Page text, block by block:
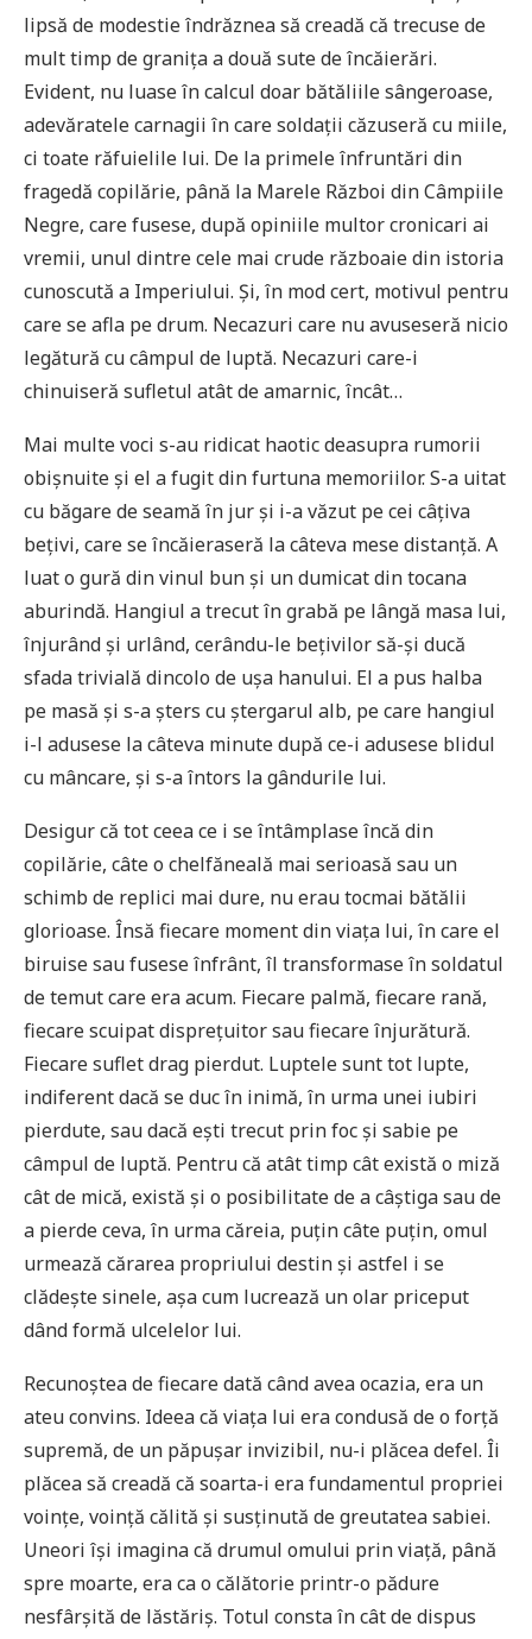
lipsă de modestie îndrăznea să creadă că trecuse de
mult timp de granița a două sute de încăierări.
Evident, nu luase în calcul doar bătăliile sângeroase,
adevăratele carnagii în care soldații căzuseră cu miile,
ci toate răfuielile lui. De la primele înfruntări din
fragedă copilărie, până la Marele Război din Câmpiile
Negre, care fusese, după opiniile multor cronicari ai
vremii, unul dintre cele mai crude războaie din istoria
cunoscută a Imperiului. Și, în mod cert, motivul pentru
care se afla pe drum. Necazuri care nu avuseseră nicio
legătură cu câmpul de luptă. Necazuri care-i
chinuiseră sufletul atât de amarnic, încât…
Mai multe voci s-au ridicat haotic deasupra rumorii
obișnuite și el a fugit din furtuna memoriilor. S-a uitat
cu băgare de seamă în jur și i-a văzut pe cei câțiva
bețivi, care se încăieraseră la câteva mese distanță. A
luat o gură din vinul bun și un dumicat din tocana
aburindă. Hangiul a trecut în grabă pe lângă masa lui,
înjurând și urlând, cerându-le bețivilor să-și ducă
sfada trivială dincolo de ușa hanului. El a pus halba
pe masă și s-a șters cu ștergarul alb, pe care hangiul
i-l adusese la câteva minute după ce-i adusese blidul
cu mâncare, și s-a întors la gândurile lui.
Desigur că tot ceea ce i se întâmplase încă din
copilărie, câte o chelfăneală mai serioasă sau un
schimb de replici mai dure, nu erau tocmai bătălii
glorioase. Însă fiecare moment din viața lui, în care el
biruise sau fusese înfrânt, îl transformase în soldatul
de temut care era acum. Fiecare palmă, fiecare rană,
fiecare scuipat disprețuitor sau fiecare înjurătură.
Fiecare suflet drag pierdut. Luptele sunt tot lupte,
indiferent dacă se duc în inimă, în urma unei iubiri
pierdute, sau dacă ești trecut prin foc și sabie pe
câmpul de luptă. Pentru că atât timp cât există o miză
cât de mică, există și o posibilitate de a câștiga sau de
a pierde ceva, în urma căreia, puțin câte puțin, omul
urmează cărarea propriului destin și astfel i se
clădește sinele, așa cum lucrează un olar priceput
dând formă ulcelelor lui.
Recunoștea de fiecare dată când avea ocazia, era un
ateu convins. Ideea că viața lui era condusă de o forță
supremă, de un păpușar invizibil, nu-i plăcea defel. Îi
plăcea să creadă că soarta-i era fundamentul propriei
voințe, voință călită și susținută de greutatea sabiei.
Uneori își imagina că drumul omului prin viață, până
spre moarte, era ca o călătorie printr-o pădure
nesfârșită de lăstăriș. Totul consta în cât de dispus